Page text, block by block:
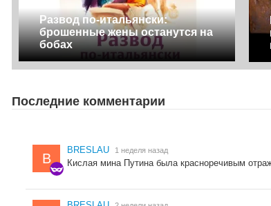
Развод по-итальянски:
брошенные жены останутся на
бобах
Последние комментарии
B
BRESLAU 1 неделя назад
Кислая мина Путина была красноречивым